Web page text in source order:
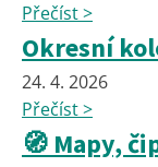
Přečíst >
Okresní
24. 4. 2026
Přečíst >
🧭 Mapy,